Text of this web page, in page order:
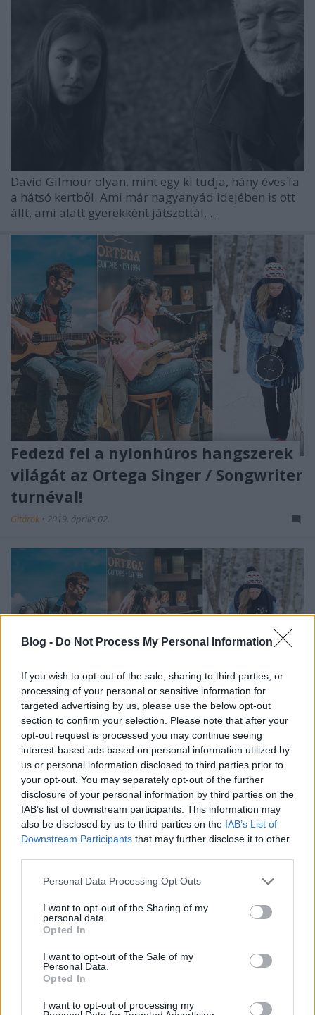
Blog - Do Not Process My Personal Information
If you wish to opt-out of the sale, sharing to third parties, or
processing of your personal or sensitive information for
targeted advertising by us, please use the below opt-out
section to confirm your selection. Please note that after your
opt-out request is processed you may continue seeing
interest-based ads based on personal information utilized by
us or personal information disclosed to third parties prior to
your opt-out. You may separately opt-out of the further
disclosure of your personal information by third parties on the
IAB’s list of downstream participants. This information may
also be disclosed by us to third parties on the IAB’s List of
Downstream Participants that may further disclose it to other
Please note that this website/app uses one or more Google
not limited to your visit or usage behaviour. You may click to
grant or deny consent to Google and its third-party tags to
use your data for below specified purposes in below Google
consent section.
Personal Data Processing Opt Outs
I want to opt-out of the Sharing of my
personal data.
Opted In
I want to opt-out of the Sale of my
Personal Data.
Opted In
I want to opt-out of processing my
David Gilmour olyan, mint egy ki tudja, hány éves fa
a hátsó kertből. Ami már nagyanyád idejében is ott
állt, ami alatt gyerekként játszottál, ...
Fedezd fel a nylonhúros hangszerek
világát az Ortega Singer / Songwriter
turnéval!
Gitárok • 2019. április 02.
A tavaly októberben megrendezett Ortega Ukulele
Days rendezvénysorozat után, 2019. május 6-8.
között egy talán még izgalmasabb koncepcióra ...